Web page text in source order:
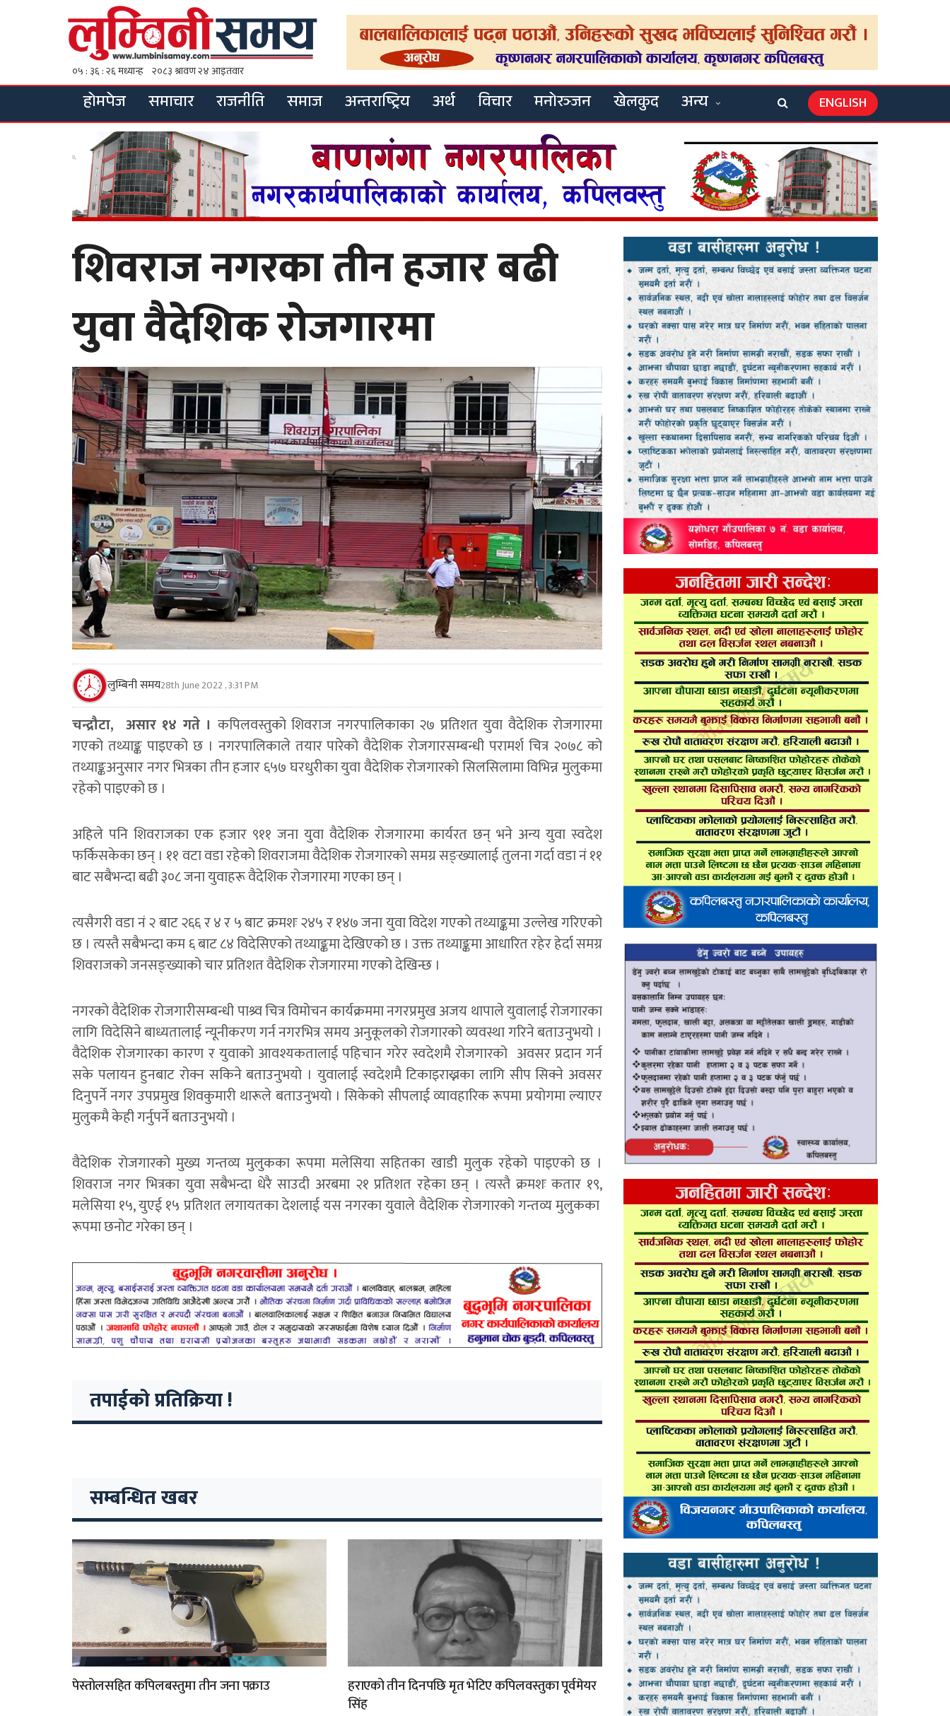
होमपेज समाचार राजनीति समाज अन्तराष्ट्रिय अर्थ विचार मनोरञ्जन खेलकुद अन्य ENGLISH
शिवराज नगरका तीन हजार बढी
युवा वैदेशिक रोजगारमा
लुम्बिनी समय28th June 2022 , 3:31 PM
चन्द्रौटा, असार १४ गते । कपिलवस्तुको शिवराज नगरपालिकाका २७ प्रतिशत युवा वैदेशिक रोजगारमा
गएको तथ्याङ्क पाइएको छ । नगरपालिकाले तयार पारेको वैदेशिक रोजगारसम्बन्धी परामर्श चित्र २०७८ को
तथ्याङ्कअनुसार नगर भित्रका तीन हजार ६५७ घरधुरीका युवा वैदेशिक रोजगारको सिलसिलामा विभिन्न मुलुकमा
रहेको पाइएको छ ।
अहिले पनि शिवराजका एक हजार ९११ जना युवा वैदेशिक रोजगारमा कार्यरत छन् भने अन्य युवा स्वदेश
फर्किसकेका छन् । ११ वटा वडा रहेको शिवराजमा वैदेशिक रोजगारको समग्र सङ्ख्यालाई तुलना गर्दा वडा नं ११
बाट सबैभन्दा बढी ३०८ जना युवाहरू वैदेशिक रोजगारमा गएका छन् ।
त्यसैगरी वडा नं २ बाट २६६ र ४ र ५ बाट क्रमशः २४५ र १४७ जना युवा विदेश गएको तथ्याङ्कमा उल्लेख गरिएको
छ । त्यस्तै सबैभन्दा कम ६ बाट ८४ विदेसिएको तथ्याङ्कमा देखिएको छ । उक्त तथ्याङ्कमा आधारित रहेर हेर्दा समग्र
शिवराजको जनसङ्ख्याको चार प्रतिशत वैदेशिक रोजगारमा गएको देखिन्छ ।
नगरको वैदेशिक रोजगारीसम्बन्धी पाश्र्व चित्र विमोचन कार्यक्रममा नगरप्रमुख अजय थापाले युवालाई रोजगारका
लागि विदेसिने बाध्यतालाई न्यूनीकरण गर्न नगरभित्र समय अनुकूलको रोजगारको व्यवस्था गरिने बताउनुभयो ।
वैदेशिक रोजगारका कारण र युवाको आवश्यकतालाई पहिचान गरेर स्वदेशमै रोजगारको अवसर प्रदान गर्न
सके पलायन हुनबाट रोक्न सकिने बताउनुभयो । युवालाई स्वदेशमै टिकाइराख्नका लागि सीप सिक्ने अवसर
दिनुपर्ने नगर उपप्रमुख शिवकुमारी थारूले बताउनुभयो । सिकेको सीपलाई व्यावहारिक रूपमा प्रयोगमा ल्याएर
मुलुकमै केही गर्नुपर्ने बताउनुभयो ।
वैदेशिक रोजगारको मुख्य गन्तव्य मुलुकका रूपमा मलेसिया सहितका खाडी मुलुक रहेको पाइएको छ ।
शिवराज नगर भित्रका युवा सबैभन्दा धेरै साउदी अरबमा २१ प्रतिशत रहेका छन् । त्यस्तै क्रमशः कतार १९,
मलेसिया १५, युएई १५ प्रतिशत लगायतका देशलाई यस नगरका युवाले वैदेशिक रोजगारको गन्तव्य मुलुकका
रूपमा छनोट गरेका छन् ।
तपाईको प्रतिक्रिया !
सम्बन्धित खबर
पेस्तोलसहित कपिलबस्तुमा तीन जना पक्राउ
हराएको तीन दिनपछि मृत भेटिए कपिलवस्तुका पूर्वमेयर
सिंह